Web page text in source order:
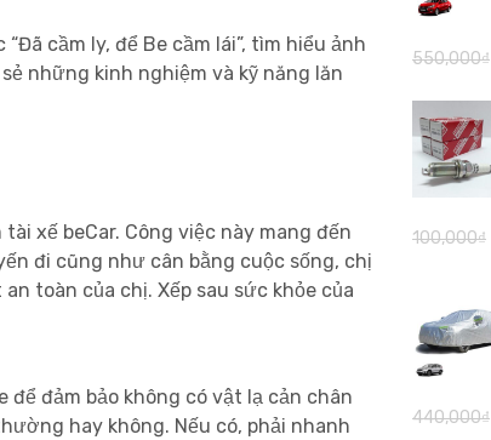
cầm ly, để Be cầm lái”, tìm hiểu ảnh
những kinh nghiệm và kỹ năng lăn
xế beCar. Công việc này mang đến
đi cũng như cân bằng cuộc sống, chị
toàn của chị. Xếp sau sức khỏe của
để đảm bảo không có vật lạ cản chân
hay không. Nếu có, phải nhanh
550,000₫
100,000₫
440,000₫